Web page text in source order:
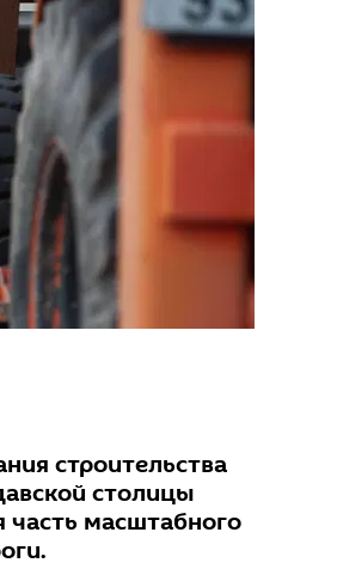
строительства
столицы
часть масштабного